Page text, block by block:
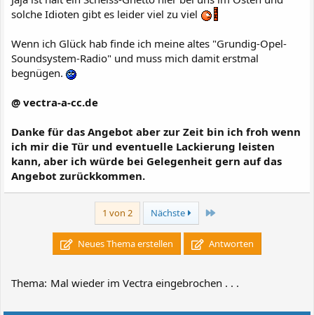
solche Idioten gibt es leider viel zu viel
Wenn ich Glück hab finde ich meine altes "Grundig-Opel-
Soundsystem-Radio" und muss mich damit erstmal
begnügen.
@ vectra-a-cc.de
Danke für das Angebot aber zur Zeit bin ich froh wenn
ich mir die Tür und eventuelle Lackierung leisten
kann, aber ich würde bei Gelegenheit gern auf das
Angebot zurückkommen.
1 von 2 Nächste Letzte
Neues Thema erstellen Antworten
Thema: Mal wieder im Vectra eingebrochen . . .